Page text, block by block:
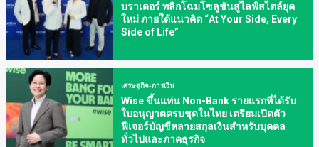
บราเดอร์ พลิกโฉมโซลูชันสู่ไลฟ์สไตล์ยุค
ใหม่ ภายใต้แนวคิด “At Your Side, Every
Side of Life”
เศรษฐกิจ-การเงิน
Wise ขึ้นแท่น Non-Bank รายแรกที่ได้รับ
ใบอนุญาตครบชุดในไทย เตรียมเปิดตัว
ฟีเจอร์บัญชีหลายสกุลเงินสำหรับบุคคล
ทั่วไปและภาคธุรกิจ